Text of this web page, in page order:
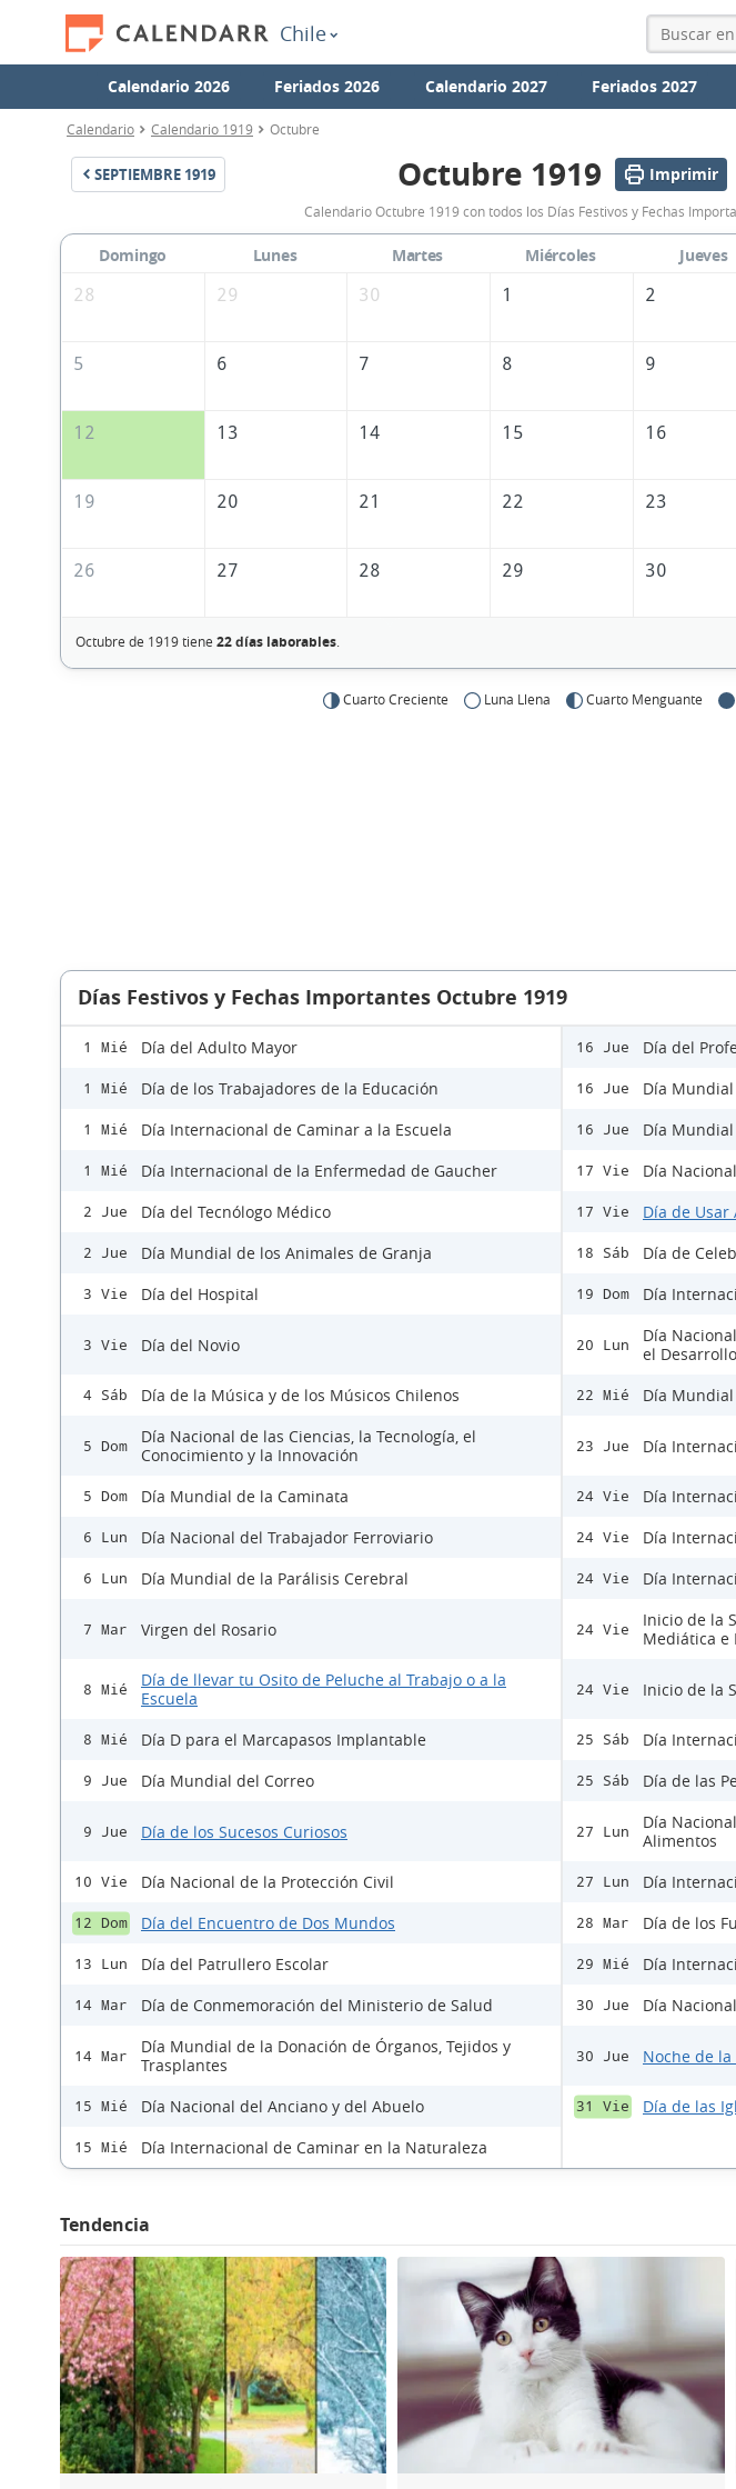
Chile
Calendario 2026 Feriados 2026 Calendario 2027 Feriados 2027
Calendario Calendario 1919 Octubre
SEPTIEMBRE 1919
Calendario
Octubre
1919
Octubre 1919 Imprimir
Calendario Octubre 1919 con todos los Días Festivos y Fechas
Domingo Lunes Martes Miércoles Jueves
28
29 30 1 2
5 6 7 8 9
12 13 14 15 16
19 20 21 22 23
26 27 28 29 30
Octubre de 1919 tiene 22 días laborables.
Cuarto Creciente Luna Llena Cuarto Menguante
Días Festivos y Fechas Importantes Octubre 1919
1 Mié Día del Adulto Mayor
1 Mié Día de los Trabajadores de la Educación
1 Mié Día Internacional de Caminar a la Escuela
1 Mié Día Internacional de la Enfermedad de Gaucher
2 Jue Día del Tecnólogo Médico
2 Jue Día Mundial de los Animales de Granja
3 Vie Día del Hospital
3 Vie Día del Novio
4 Sáb Día de la Música y de los Músicos Chilenos
5 Dom
Día Nacional de las Ciencias, la Tecnología, el
Conocimiento y la Innovación
5 Dom Día Mundial de la Caminata
6 Lun Día Nacional del Trabajador Ferroviario
6 Lun Día Mundial de la Parálisis Cerebral
7 Mar Virgen del Rosario
8 Mié
Día de llevar tu Osito de Peluche al Trabajo o a la
Escuela
8 Mié Día D para el Marcapasos Implantable
9 Jue Día Mundial del Correo
9 Jue Día de los Sucesos Curiosos
10 Vie Día Nacional de la Protección Civil
12 Dom Día del Encuentro de Dos Mundos
13 Lun Día del Patrullero Escolar
14 Mar Día de Conmemoración del Ministerio de Salud
14 Mar
Día Mundial de la Donación de Órganos, Tejidos y
Trasplantes
15 Mié Día Nacional del Anciano y del Abuelo
15 Mié Día Internacional de Caminar en la Naturaleza
16 Jue Día del
16 Jue Día
16 Jue Día
17 Vie Día
17 Vie Día de Usar
18 Sáb Día de
19 Dom Día
20 Lun
Día
el Desarrollo
22 Mié Día
23 Jue Día
24 Vie Día
24 Vie Día
24 Vie Día
24 Vie
Inicio de la
Mediática e
24 Vie Inicio de la
25 Sáb Día
25 Sáb Día de las
27 Lun
Día
Alimentos
27 Lun Día
28 Mar Día de los
29 Mié Día
30 Jue Día
30 Jue Noche de
31 Vie Día de las
Tendencia